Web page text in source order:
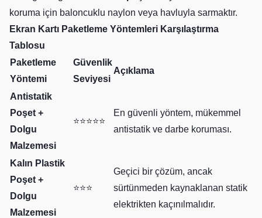
koruma için baloncuklu naylon veya havluyla sarmaktır.
Ekran Kartı Paketleme Yöntemleri Karşılaştırma
Tablosu
Paketleme
Yöntemi
Güvenlik
Seviyesi
Açıklama
Antistatik
Poşet +
Dolgu
Malzemesi
⭐⭐⭐⭐⭐
En güvenli yöntem, mükemmel
antistatik ve darbe koruması.
Kalın Plastik
Poşet +
Dolgu
Malzemesi
⭐⭐⭐
Geçici bir çözüm, ancak
sürtünmeden kaynaklanan statik
elektrikten kaçınılmalıdır.